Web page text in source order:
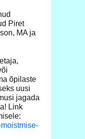
Piret
MA ja
õpilaste
uusi
jagada
Link